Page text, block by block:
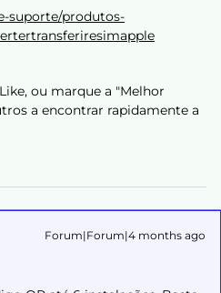
suporte/produtos-
ou marque a "Melhor
a encontrar rapidamente a
Forum|Forum|4 months ago